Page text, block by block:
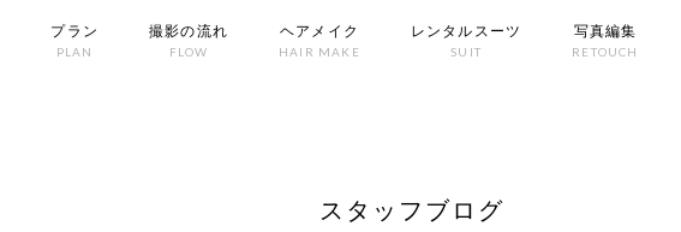
プラン
PLAN
撮影の流れ
FLOW
ヘアメイク
HAIR MAKE
レンタルスーツ
SUIT
写真編集
RETOUCH
スタッフブログ